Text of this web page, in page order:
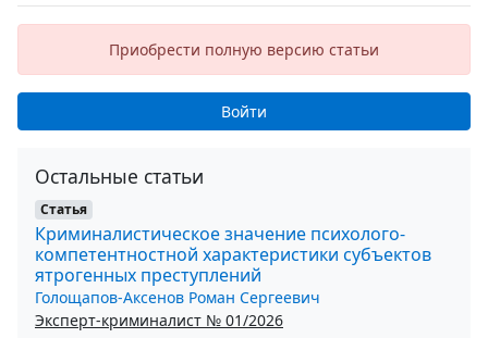
Приобрести полную версию статьи
Войти
Остальные статьи
Статья
Криминалистическое значение психолого-
компетентностной характеристики субъектов
ятрогенных преступлений
Голощапов-Аксенов Роман Сергеевич
Эксперт-криминалист № 01/2026